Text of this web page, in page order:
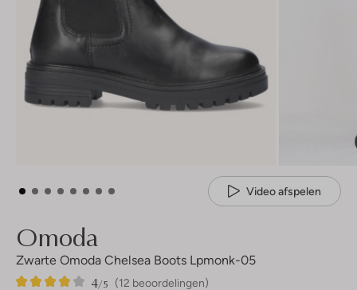
Video afspelen
Omoda
Zwarte Omoda Chelsea Boots Lpmonk-05
(12 beoordelingen)
4/5
12
4